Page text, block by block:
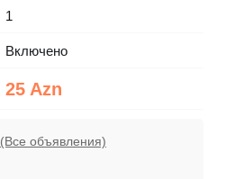
1
Включено
25 Azn
(Все объявления)